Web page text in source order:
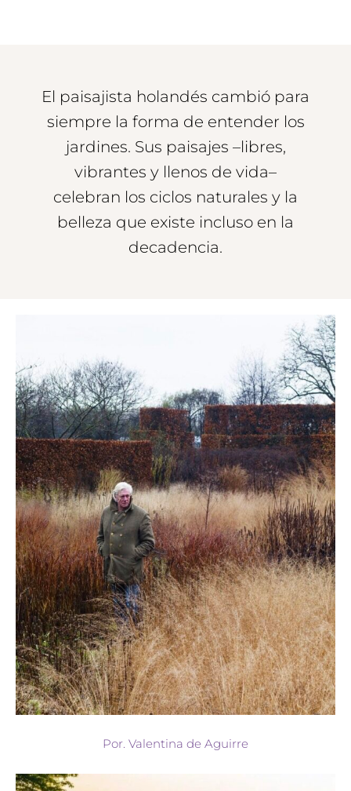
El paisajista holandés cambió para
siempre la forma de entender los
jardines. Sus paisajes –libres,
vibrantes y llenos de vida–
celebran los ciclos naturales y la
belleza que existe incluso en la
decadencia.
Por. Valentina de Aguirre